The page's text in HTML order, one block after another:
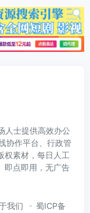
人士提供高效办公
协作平台、行政管
权素材，每日人工
即点即用，无广告
我们
蜀ICP备